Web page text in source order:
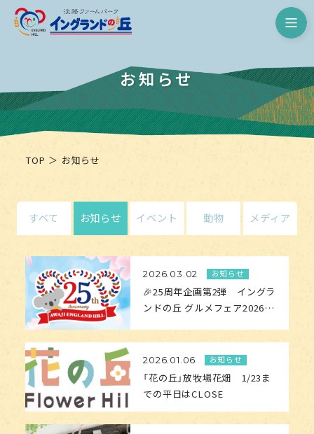
淡路ファームパーク イングラン
お知らせ
TOP お知らせ
すべて お知らせ イベント 動物 メディア
2026.03.02 お知らせ
🎉25周年企画第2弾 イングラ
ンドの丘 グルメフェア2026…
2026.01.06 お知らせ
「花の丘」放牧場花畑 1/23ま
での平日はCLOSE